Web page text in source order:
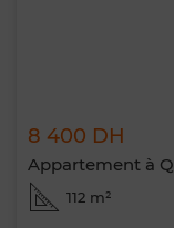
8 400 DH
Appartement à
112 m²